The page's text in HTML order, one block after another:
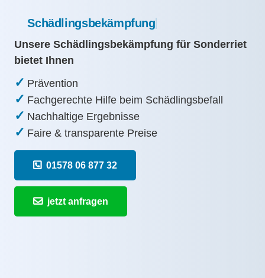
Schädlingsbekämpfung
Unsere Schädlingsbekämpfung für Sonderriet
bietet Ihnen
✓ Prävention
✓ Fachgerechte Hilfe beim Schädlingsbefall
✓ Nachhaltige Ergebnisse
✓ Faire & transparente Preise
01578 06 877 32
jetzt anfragen